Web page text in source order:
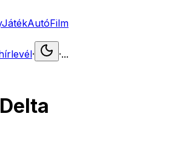
JátékAutóFilm
· ·...